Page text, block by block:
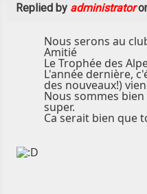
Replied by administrator
Nous serons au
Amitié
Le Trophée des
L'année dernière,
des nouveaux!)
Nous sommes
super.
Ca serait bien que